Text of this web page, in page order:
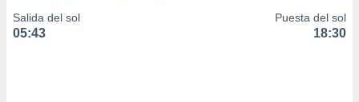
Salida del sol
05:43
Puesta del sol
18:30